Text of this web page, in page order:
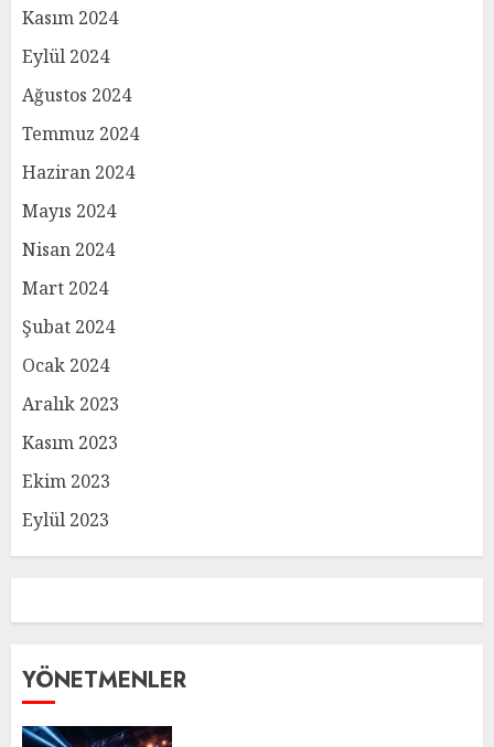
Kasım 2024
Eylül 2024
Ağustos 2024
Temmuz 2024
Haziran 2024
Mayıs 2024
Nisan 2024
Mart 2024
Şubat 2024
Ocak 2024
Aralık 2023
Kasım 2023
Ekim 2023
Eylül 2023
YÖNETMENLER